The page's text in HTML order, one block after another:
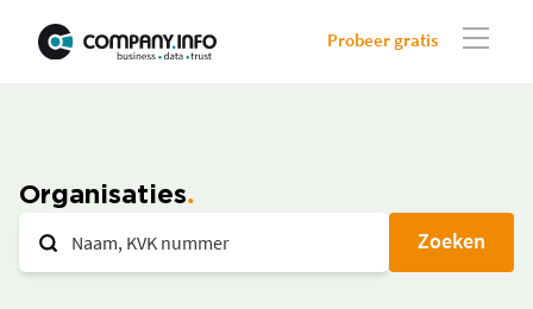
Probeer gratis
Organisaties
Zoeken